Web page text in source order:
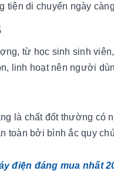
tiện di chuyển ngày
từ học sinh sinh
linh hoạt nên người
là chất đốt thường có
toàn bởi bình ắc quy
điện đáng mua nhất